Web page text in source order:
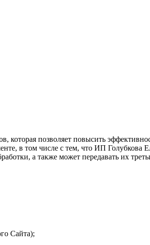
которая позволяет повысить
в том числе с тем, что ИП
а также может передавать их
Сайта);